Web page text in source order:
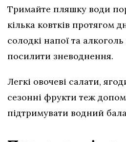
Тримайте пляшку води
кілька ковтків протягом
солодкі напої та
посилити зневоднення.
Легкі овочеві салати,
сезонні фрукти теж
підтримувати водний